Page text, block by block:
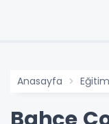
Anasayfa Eğitim